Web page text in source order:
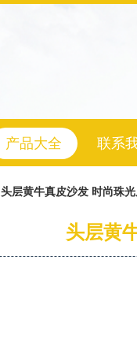
产品大全 联系
头层黄牛真皮沙发 时尚珠
头层黄